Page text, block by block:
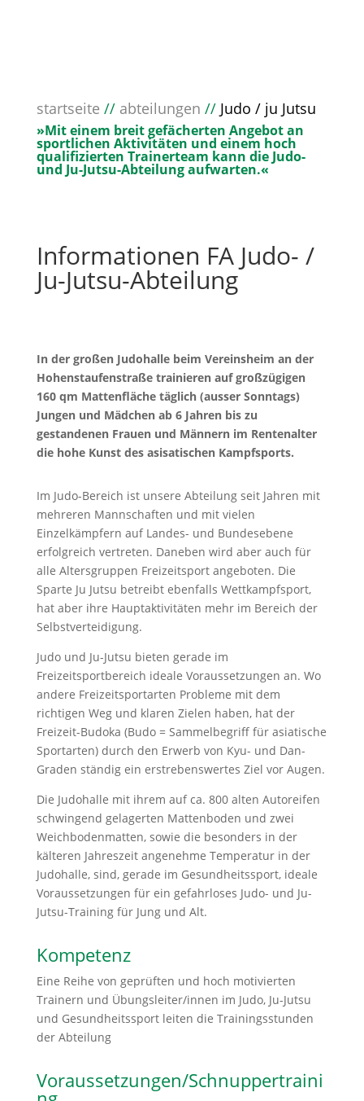
startseite // abteilungen // Judo / ju Jutsu
»Mit einem breit gefächerten Angebot an
sportlichen Aktivitäten und einem hoch
qualifizierten Trainerteam kann die Judo-
und Ju-Jutsu-Abteilung aufwarten.«
Informationen FA Judo- /
Ju-Jutsu-Abteilung
In der großen Judohalle beim Vereinsheim an der
Hohenstaufenstraße trainieren auf großzügigen
160 qm Mattenfläche täglich (ausser Sonntags)
Jungen und Mädchen ab 6 Jahren bis zu
gestandenen Frauen und Männern im Rentenalter
die hohe Kunst des asisatischen Kampfsports.
Im Judo-Bereich ist unsere Abteilung seit Jahren mit
mehreren Mannschaften und mit vielen
Einzelkämpfern auf Landes- und Bundesebene
erfolgreich vertreten. Daneben wird aber auch für
alle Altersgruppen Freizeitsport angeboten. Die
Sparte Ju Jutsu betreibt ebenfalls Wettkampfsport,
hat aber ihre Hauptaktivitäten mehr im Bereich der
Selbstverteidigung.
Judo und Ju-Jutsu bieten gerade im
Freizeitsportbereich ideale Voraussetzungen an. Wo
andere Freizeitsportarten Probleme mit dem
richtigen Weg und klaren Zielen haben, hat der
Freizeit-Budoka (Budo = Sammelbegriff für asiatische
Sportarten) durch den Erwerb von Kyu- und Dan-
Graden ständig ein erstrebenswertes Ziel vor Augen.
Die Judohalle mit ihrem auf ca. 800 alten Autoreifen
schwingend gelagerten Mattenboden und zwei
Weichbodenmatten, sowie die besonders in der
kälteren Jahreszeit angenehme Temperatur in der
Judohalle, sind, gerade im Gesundheitssport, ideale
Voraussetzungen für ein gefahrloses Judo- und Ju-
Jutsu-Training für Jung und Alt.
Kompetenz
Eine Reihe von geprüften und hoch motivierten
Trainern und Übungsleiter/innen im Judo, Ju-Jutsu
und Gesundheitssport leiten die Trainingsstunden
der Abteilung
Voraussetzungen/Schnuppertraini